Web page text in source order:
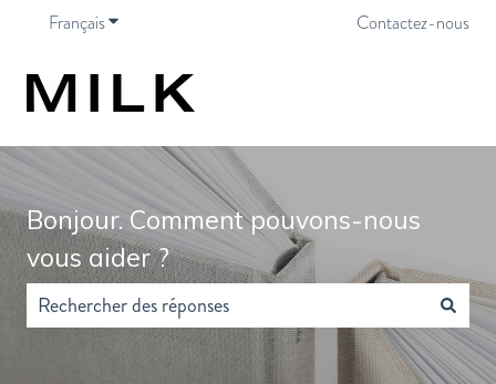
FrançaisAfficher le sous-menu pour les traductionsContactez-nous
Bonjour. Comment pouvons-nous
vous aider ?
Il n'y a aucune suggestion car le champ de recherche est vide.